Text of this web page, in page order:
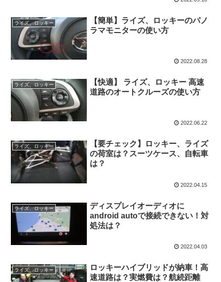
ライズ、ロッキー
【簡単】ライズ、ロッキーのパノ
ラマモニターの使い方
2022.08.28
ライズ、ロッキー
【快適】 ライズ、ロッキー 高速
道路のオートクルーズの使い方
2022.06.22
ライズ、ロッキー
【要チェック】ロッキー、ライズ
の荷室は？スーツケース、自転車
は？
2022.04.15
ライズ、ロッキー
ディスプレイオーディオに
android autoで接続できない！対
処法は？
2022.04.03
ライズ、ロッキー
ロッキーハイブリッドが納車！高
速道路は？実燃費は？航続距離